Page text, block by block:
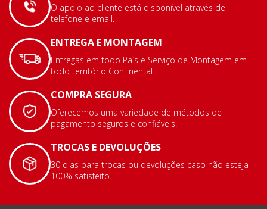
O apoio ao cliente está disponível através de
telefone e email.
ENTREGA E MONTAGEM
Entregas em todo País e Serviço de Montagem em
todo território Continental.
COMPRA SEGURA
Oferecemos uma variedade de métodos de
pagamento seguros e confiáveis.
TROCAS E DEVOLUÇÕES
30 dias para trocas ou devoluções caso não esteja
100% satisfeito.